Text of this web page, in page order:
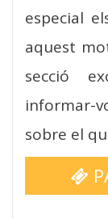
especial
aquest
secció
informar-
sobre el